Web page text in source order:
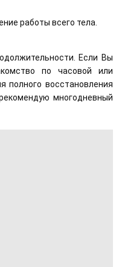
работы всего тела.
Если Вы
по часовой или
полного восстановления
многодневный